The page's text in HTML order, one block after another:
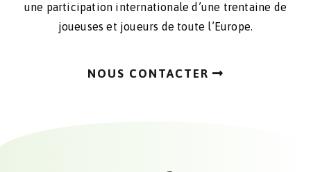
une participation internationale d’une trentaine de
joueuses et joueurs de toute l’Europe.
NOUS CONTACTER